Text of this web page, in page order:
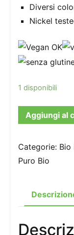
Diversi
Nickel
1 disponibili
Aggiungi al
Categorie: Bio
Puro Bio